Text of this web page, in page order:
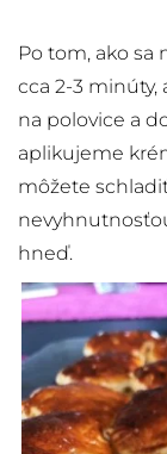
Po tom, ako sa
cca 2-3 minúty,
na polovice a
aplikujeme
môžete
hneď.